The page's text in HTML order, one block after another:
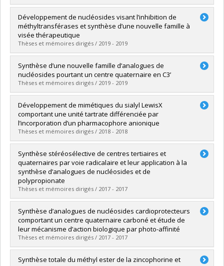
Diplômé(e) :Michaud, Guillaume
Cycle :Maîtrise
Diplôme obtenu :M. Sc.
Lien vers le document dans Papyrus
Développement de nucléosides visant l’inhibition de
méthyltransférases et synthèse d’une nouvelle famille à
visée thérapeutique
Thèses et mémoires dirigés / 2019 - 2019
Diplômé(e) :Labbé, Marc-Olivier
Cycle :Maîtrise
Diplôme obtenu :M. Sc.
Lien vers le document dans Papyrus
Synthèse d’une nouvelle famille d’analogues de
nucléosides pourtant un centre quaternaire en C3’
Thèses et mémoires dirigés / 2019 - 2019
Diplômé(e) :Lussier, Tommy
Cycle :Maîtrise
Diplôme obtenu : M. Sc.
Lien vers le document dans Papyrus
Développement de mimétiques du sialyl LewisX
comportant une unité tartrate différenciée par
l’incorporation d’un pharmacophore anionique
Thèses et mémoires dirigés / 2018 - 2018
Diplômé(e) :Belouin, Audrey
Cycle :Maîtrise
Diplôme obtenu :M. Sc.
Lien vers le document dans Papyrus
Synthèse stéréosélective de centres tertiaires et
quaternaires par voie radicalaire et leur application à la
synthèse d’analogues de nucléosides et de
polypropionate
Thèses et mémoires dirigés / 2017 - 2017
Diplômé(e) :Tambutet, Guillaume
Cycle :Doctorat
Diplôme obtenu :Ph. D.
Lien vers le document dans Papyrus
Synthèse d’analogues de nucléosides cardioprotecteurs
comportant un centre quaternaire carboné et étude de
leur mécanisme d’action biologique par photo-affinité
Thèses et mémoires dirigés / 2017 - 2017
Diplômé(e) :Leblanc, Louis
Synthèse totale du méthyl ester de la zincophorine et